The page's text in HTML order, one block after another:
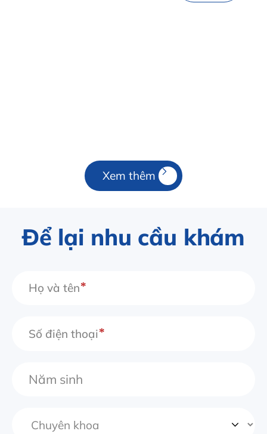
Xem thêm
Để lại nhu cầu khám
Họ và tên
Số điện thoại